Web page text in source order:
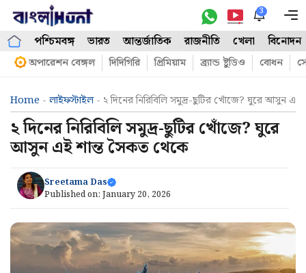
Skip
content
3
পশ্চিমবঙ্গ ভারত আন্তর্জাতিক রাজনীতি খেলা বিনোদন
অপারেশন বেঙ্গল দিদিগিরি প্রিমিয়াম ব্র্যান্ড ষ্টুডিও বোধন
Home - লাইফস্টাইল- ২ দিনের নিরিবিলি সমুদ্র-ছুটির খোঁজে? ঘুরে আসুন
২ দিনের নিরিবিলি সমুদ্র-ছুটির খোঁজে? ঘুরে
আসুন এই শান্ত সৈকত থেকে
Sreetama Das
Published on: January 20, 2026